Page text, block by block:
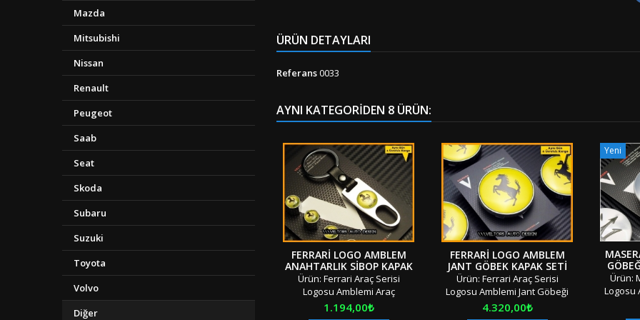
Mazda
Mitsubishi
Nissan
Renault
Peugeot
Saab
Seat
Skoda
Subaru
Suzuki
Toyota
Volvo
Diğer
ÜRÜN DETAYLARI
Referans0033
AYNI KATEGORIDEN 8 ÜRÜN:
FERRARI LOGO AMBLEM
ANAHTARLIK SIBOP KAPAK
SETI
Ürün: Ferrari Araç Serisi
Logosu Amblemi Araç
Anahtarlık Sibop Kapak Seti
Adet: 5 Parça Boyut: Standart
Fiyat
1.194,00₺
FERRARI LOGO AMBLEM
JANT GÖBEK KAPAK SETI
Ürün: Ferrari Araç Serisi
Logosu Amblemi Jant Göbeği
Jant Göbek Kapağı Seti Adet: 4
Parça Boyut: İç 5.5 Dış 6cm
Fiyat
4.320,00₺
Yeni
Ürün:
Logosu
Jant